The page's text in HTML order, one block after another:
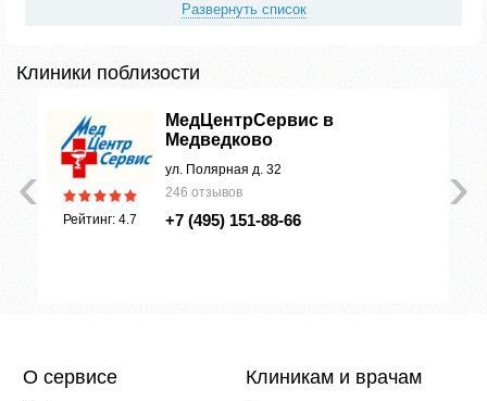
Развернуть список
Клиники поблизости
›
‹ Рейтинг: 4.7
МедЦентрСервис в
Медведково
ул. Полярная д. 32
246 отзывов
+7 (495) 151-88-66
О сервисе Клиникам и врачам